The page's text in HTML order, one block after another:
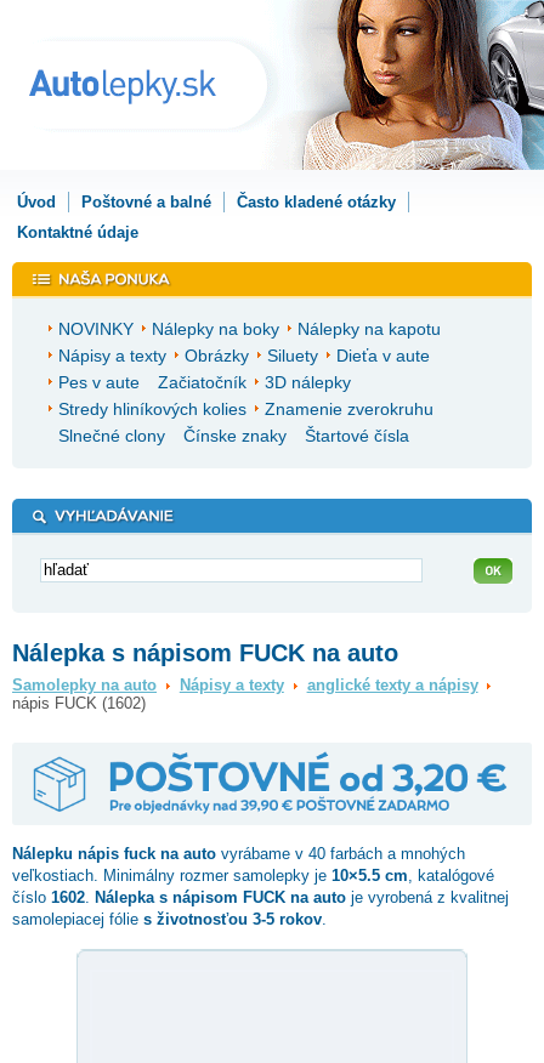
Úvod Poštovné a balné
Často kladené otázky
Kontaktné údaje
NOVINKY Nálepky na boky
Nálepky na kapotu
Nápisy a texty
Obrázky Siluety
Dieťa v aute
Pes v aute
Začiatočník
3D nálepky
Stredy hliníkových kolies
Znamenie zverokruhu
Slnečné clony
Čínske znaky Štartové čísla
Nálepka s nápisom FUCK na auto
Samolepky na auto Nápisy a texty
anglické texty a nápisy
nápis FUCK (1602)
Nálepku nápis fuck na auto vyrábame v 40 farbách a mnohých
veľkostiach. Minimálny rozmer samolepky je 10×5.5 cm , katalógové
číslo 1602 Nálepka s nápisom FUCK na auto je vyrobená z kvalitnej
samolepiacej fólie s životnosťou 3-5 rokov